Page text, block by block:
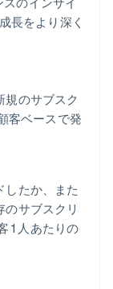
長をより深く
規のサブスク
客ベースで発
したか、また
サブスクリ
1 人あたりの